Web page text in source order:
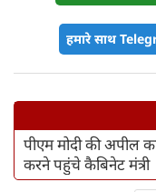
हमारे साथ
पीएम मोदी की अपील
करने पहुंचे कैबिनेट मंत्री